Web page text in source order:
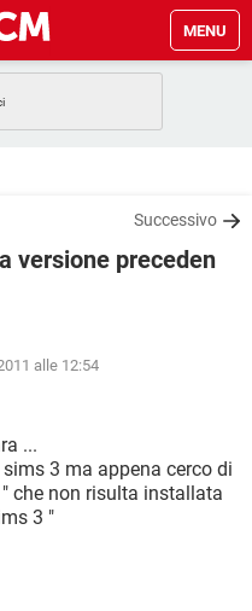
MENU
WHATSAPP
FACEBOOK
GAMING
ANDROID
WHATSAPP
FACEBOOK
WINDOWS 10
WHATSAPP
Successivo
versione preceden
alle 12:54
...
3 ma appena cerco di
che non risulta installata
3 "